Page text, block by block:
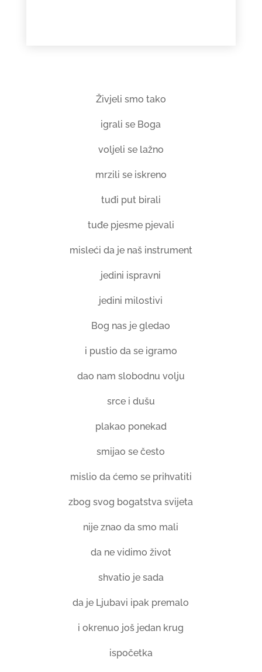
Živjeli smo tako
igrali se Boga
voljeli se lažno
mrzili se iskreno
tuđi put birali
tuđe pjesme pjevali
misleći da je naš instrument
jedini ispravni
jedini milostivi
Bog nas je gledao
i pustio da se igramo
dao nam slobodnu volju
srce i dušu
plakao ponekad
smijao se često
mislio da ćemo se prihvatiti
zbog svog bogatstva svijeta
nije znao da smo mali
da ne vidimo život
shvatio je sada
da je Ljubavi ipak premalo
i okrenuo još jedan krug
ispočetka